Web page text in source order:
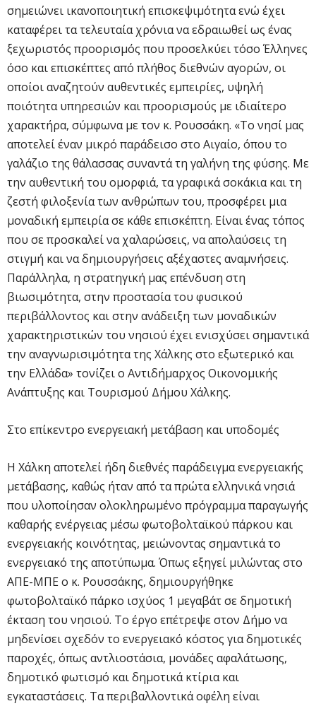
σημειώνει ικανοποιητική επισκεψιμότητα ενώ έχει
καταφέρει τα τελευταία χρόνια να εδραιωθεί ως ένας
ξεχωριστός προορισμός που προσελκύει τόσο Έλληνες
όσο και επισκέπτες από πλήθος διεθνών αγορών, οι
οποίοι αναζητούν αυθεντικές εμπειρίες, υψηλή
ποιότητα υπηρεσιών και προορισμούς με ιδιαίτερο
χαρακτήρα, σύμφωνα με τον κ. Ρουσσάκη. «Το νησί μας
αποτελεί έναν μικρό παράδεισο στο Αιγαίο, όπου το
γαλάζιο της θάλασσας συναντά τη γαλήνη της φύσης. Με
την αυθεντική του ομορφιά, τα γραφικά σοκάκια και τη
ζεστή φιλοξενία των ανθρώπων του, προσφέρει μια
μοναδική εμπειρία σε κάθε επισκέπτη. Είναι ένας τόπος
που σε προσκαλεί να χαλαρώσεις, να απολαύσεις τη
στιγμή και να δημιουργήσεις αξέχαστες αναμνήσεις.
Παράλληλα, η στρατηγική μας επένδυση στη
βιωσιμότητα, στην προστασία του φυσικού
περιβάλλοντος και στην ανάδειξη των μοναδικών
χαρακτηριστικών του νησιού έχει ενισχύσει σημαντικά
την αναγνωρισιμότητα της Χάλκης στο εξωτερικό και
την Ελλάδα» τονίζει ο Αντιδήμαρχος Οικονομικής
Ανάπτυξης και Τουρισμού Δήμου Χάλκης.
Στο επίκεντρο ενεργειακή μετάβαση και υποδομές
Η Χάλκη αποτελεί ήδη διεθνές παράδειγμα ενεργειακής
μετάβασης, καθώς ήταν από τα πρώτα ελληνικά νησιά
που υλοποίησαν ολοκληρωμένο πρόγραμμα παραγωγής
καθαρής ενέργειας μέσω φωτοβολταϊκού πάρκου και
ενεργειακής κοινότητας, μειώνοντας σημαντικά το
ενεργειακό της αποτύπωμα. Όπως εξηγεί μιλώντας στο
ΑΠΕ-ΜΠΕ ο κ. Ρουσσάκης, δημιουργήθηκε
φωτοβολταϊκό πάρκο ισχύος 1 μεγαβάτ σε δημοτική
έκταση του νησιού. Το έργο επέτρεψε στον Δήμο να
μηδενίσει σχεδόν το ενεργειακό κόστος για δημοτικές
παροχές, όπως αντλιοστάσια, μονάδες αφαλάτωσης,
δημοτικό φωτισμό και δημοτικά κτίρια και
εγκαταστάσεις. Τα περιβαλλοντικά οφέλη είναι